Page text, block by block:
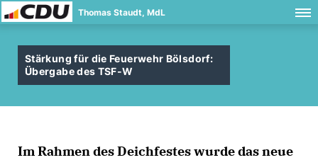
Thomas Staudt, MdL
Stärkung für die Feuerwehr Bölsdorf:
Übergabe des TSF-W
Im Rahmen des Deichfestes wurde das neue